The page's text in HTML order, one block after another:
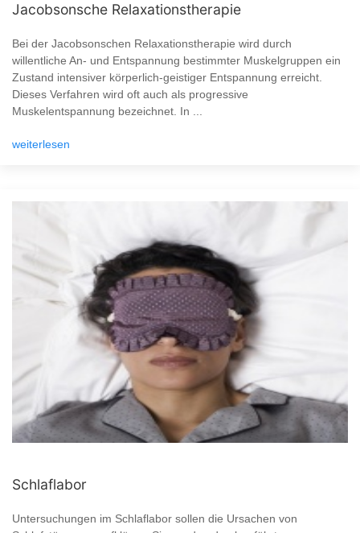
Jacobsonsche Relaxationstherapie
Bei der Jacobsonschen Relaxationstherapie wird durch
willentliche An- und Entspannung bestimmter Muskelgruppen ein
Zustand intensiver körperlich-geistiger Entspannung erreicht.
Dieses Verfahren wird oft auch als progressive
Muskelentspannung bezeichnet. In ...
weiterlesen
Schlaflabor
Untersuchungen im Schlaflabor sollen die Ursachen von